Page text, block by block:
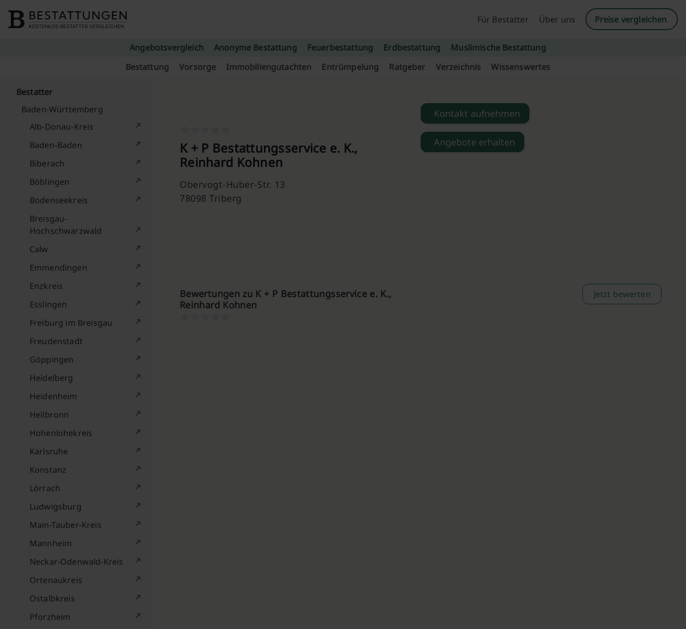
Für Bestatter
Über uns Preise vergleichen
Angebotsvergleich Anonyme Bestattung Feuerbestattung Erdbestattung
Muslimische Bestattung
Bestattung
Vorsorge Immobiliengutachten Entrümpelung Ratgeber Verzeichnis Wissenswertes
Bestatter
Baden-Württemberg
Alb-Donau-Kreis
Baden-Baden
Biberach
Böblingen
Bodenseekreis
Breisgau-
Hochschwarzwald
Calw
Emmendingen
Enzkreis
Esslingen
Freiburg im Breisgau
Freudenstadt
Göppingen
Heidelberg
Heidenheim
Heilbronn
Hohenlohekreis
Karlsruhe
Konstanz
Lörrach
Ludwigsburg
Main-Tauber-Kreis
Mannheim
Neckar-Odenwald-Kreis
Ortenaukreis
Ostalbkreis
Pforzheim
K + P Bestattungsservice e. K.,
Reinhard Kohnen
Obervogt-Huber-Str. 13
78098 Triberg
Kontakt aufnehmen
Angebote erhalten
Bewertungen zu K + P Bestattungsservice e. K.,
Reinhard Kohnen
Jetzt bewerten